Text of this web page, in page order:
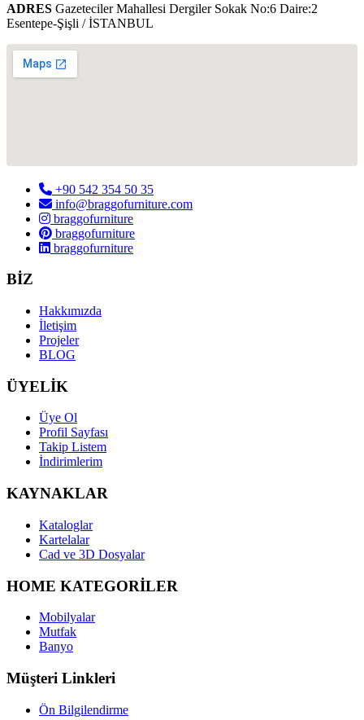
ADRES Gazeteciler Mahallesi Dergiler Sokak No:6 Daire:2
Esentepe-Şişli / İSTANBUL
+90 542 354 50 35
info@braggofurniture.com
braggofurniture
braggofurniture
braggofurniture
BİZ
Hakkımızda
İletişim
Projeler
BLOG
ÜYELİK
Üye Ol
Profil Sayfası
Takip Listem
İndirimlerim
KAYNAKLAR
Kataloglar
Kartelalar
Cad ve 3D Dosyalar
HOME KATEGORİLER
Mobilyalar
Mutfak
Banyo
Müşteri Linkleri
Ön Bilgilendirme